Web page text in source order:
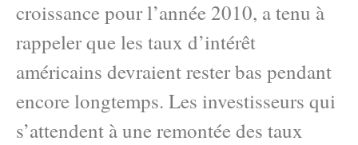
croissance pour l’année 2010, a tenu à
rappeler que les taux d’intérêt
américains devraient rester bas pendant
encore longtemps. Les investisseurs qui
s’attendent à une remontée des taux